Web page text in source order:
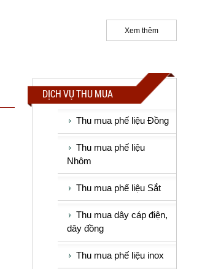
Xem thêm
DỊCH VỤ THU MUA
Thu mua phế liệu Đồng
Thu mua phế liệu
Nhôm
Thu mua phế liệu Sắt
Thu mua dây cáp điện,
dây đồng
Thu mua phế liệu inox